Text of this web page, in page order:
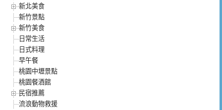
新北美食
新竹景點
新竹美食
日常生活
日式料理
早午餐
桃園中壢景點
桃園餐酒館
民宿推薦
流浪動物救援